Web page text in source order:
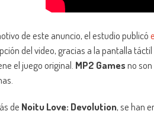
de este anuncio, el estudio publicó
del video, gracias a la pantalla
el juego original. MP2 Gamesno
de Noitu Love: Devolution, se han